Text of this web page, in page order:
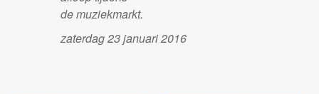
de muziekmarkt.
zaterdag 23 januari 2016